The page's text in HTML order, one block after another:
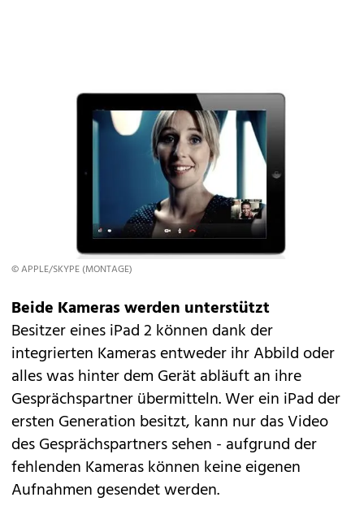
© APPLE/SKYPE (MONTAGE)
Beide Kameras werden unterstützt
Besitzer eines iPad 2 können dank der
integrierten Kameras entweder ihr Abbild oder
alles was hinter dem Gerät abläuft an ihre
Gesprächspartner übermitteln. Wer ein iPad der
ersten Generation besitzt, kann nur das Video
des Gesprächspartners sehen - aufgrund der
fehlenden Kameras können keine eigenen
Aufnahmen gesendet werden.